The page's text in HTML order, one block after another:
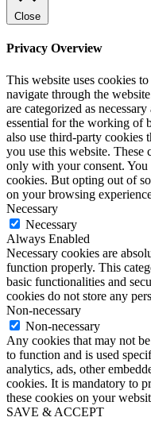
Close
Privacy Overview
This website uses cookies
navigate through the
are categorized as
essential for the working of
also use third-party cookies
you use this website.
only with your consent. You
cookies. But opting out of
on your browsing
Necessary
Necessary
Always Enabled
Necessary cookies are
function properly. This
basic functionalities and
cookies do not store any
Non-necessary
Non-necessary
Any cookies that may not
to function and is used
analytics, ads, other
cookies. It is mandatory to
these cookies on your
SAVE & ACCEPT